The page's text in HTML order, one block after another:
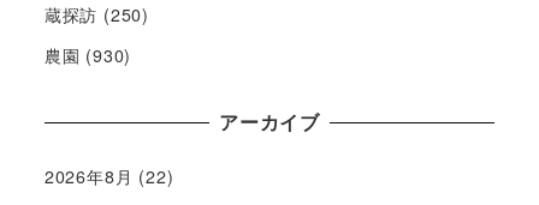
蔵探訪 (250)
農園 (930)
アーカイブ
2026年8月 (22)